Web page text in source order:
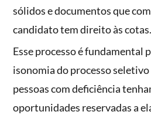
sólidos e documentos que
candidato tem direito às cotas.
Esse processo é fundamental
isonomia do processo
pessoas com deficiência
oportunidades reservadas a